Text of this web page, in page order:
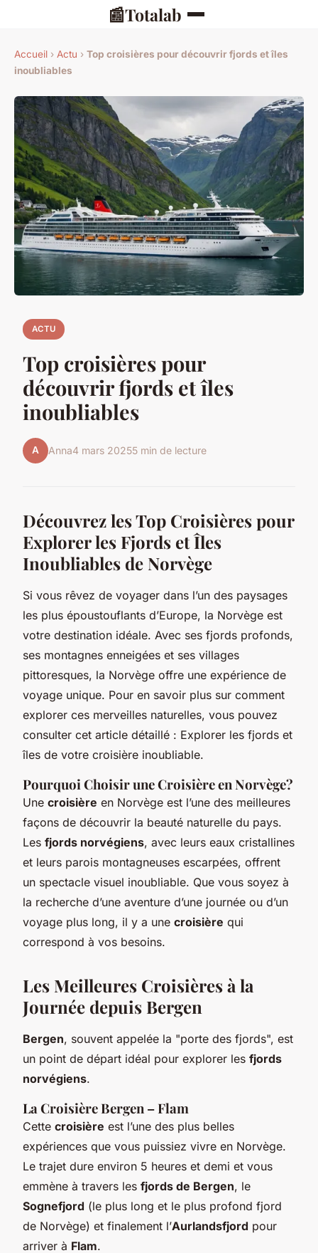
📰Totalab
Accueil › Actu › Top croisières pour découvrir fjords et îles
inoubliables
ACTU
Top croisières pour
découvrir fjords et îles
inoubliables
A Anna4 mars 20255 min de lecture
Découvrez les Top Croisières pour
Explorer les Fjords et Îles
Inoubliables de Norvège
Si vous rêvez de voyager dans l’un des paysages
les plus époustouflants d’Europe, la Norvège est
votre destination idéale. Avec ses fjords profonds,
ses montagnes enneigées et ses villages
pittoresques, la Norvège offre une expérience de
voyage unique. Pour en savoir plus sur comment
explorer ces merveilles naturelles, vous pouvez
consulter cet article détaillé : Explorer les fjords et
îles de votre croisière inoubliable.
Pourquoi Choisir une Croisière en Norvège?
Une croisière en Norvège est l’une des meilleures
façons de découvrir la beauté naturelle du pays.
Les fjords norvégiens, avec leurs eaux cristallines
et leurs parois montagneuses escarpées, offrent
un spectacle visuel inoubliable. Que vous soyez à
la recherche d’une aventure d’une journée ou d’un
voyage plus long, il y a une croisière qui
correspond à vos besoins.
Les Meilleures Croisières à la
Journée depuis Bergen
Bergen, souvent appelée la "porte des fjords", est
un point de départ idéal pour explorer les fjords
norvégiens.
La Croisière Bergen – Flam
Cette croisière est l’une des plus belles
expériences que vous puissiez vivre en Norvège.
Le trajet dure environ 5 heures et demi et vous
emmène à travers les fjords de Bergen, le
Sognefjord (le plus long et le plus profond fjord
de Norvège) et finalement l’Aurlandsfjord pour
arriver à Flam.